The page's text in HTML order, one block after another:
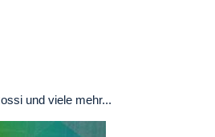
und viele mehr...